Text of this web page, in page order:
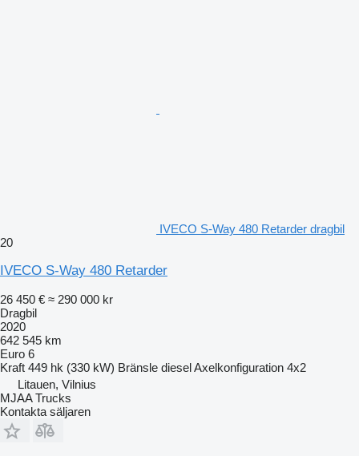
IVECO S-Way 480 Retarder dragbil
20
IVECO S-Way 480 Retarder
26 450 € ≈ 290 000 kr
Dragbil
2020
642 545 km
Euro 6
Kraft 449 hk (330 kW) Bränsle dieselAxelkonfiguration 4x2
Litauen, Vilnius
MJAA Trucks
Kontakta säljaren